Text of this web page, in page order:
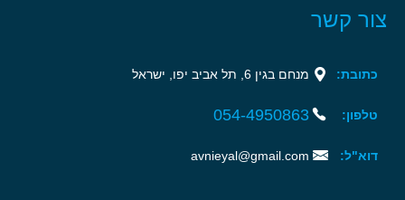
צור קשר
כתובת: מנחם בגין 6, תל אביב יפו, ישראל‏
טלפון: 054-4950863‏‏
דוא"ל: avnieyal@gmail.com